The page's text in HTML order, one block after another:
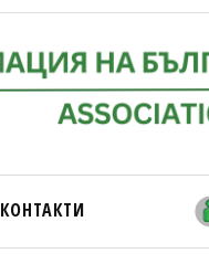
КОНТАКТИ